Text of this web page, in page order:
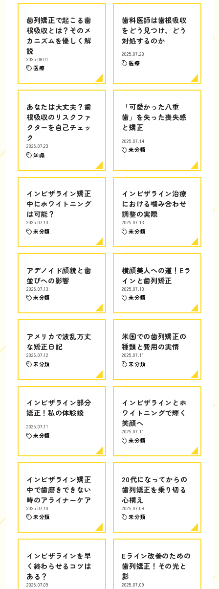
歯列矯正で起こる歯
根吸収とは？そのメ
カニズムを優しく解
説
2025.08.01
医療
歯科医師は歯根吸収
をどう見つけ、どう
対処するのか
2025.07.28
医療
あなたは大丈夫？歯
根吸収のリスクファ
クターを自己チェッ
ク
2025.07.23
知識
「可愛かった八重
歯」を失った喪失感
と矯正
2025.07.14
未分類
インビザライン矯正
中にホワイトニング
は可能？
2025.07.13
未分類
インビザライン治療
における噛み合わせ
調整の実際
2025.07.13
未分類
アデノイド顔貌と歯
並びへの影響
2025.07.13
未分類
横顔美人への道！Eラ
インと歯列矯正
2025.07.13
未分類
アメリカで波乱万丈
な矯正日記
2025.07.12
未分類
米国での歯列矯正の
種類と費用の実情
2025.07.11
未分類
インビザライン部分
矯正！私の体験談
2025.07.11
未分類
インビザラインとホ
ワイトニングで輝く
笑顔へ
2025.07.11
未分類
インビザライン矯正
中で歯磨きできない
時のアライナーケア
2025.07.10
未分類
20代になってからの
歯列矯正を乗り切る
心構え
2025.07.09
未分類
インビザラインを早
く終わらせるコツは
ある？
2025.07.09
Eライン改善のための
歯列矯正！その光と
影
2025.07.09